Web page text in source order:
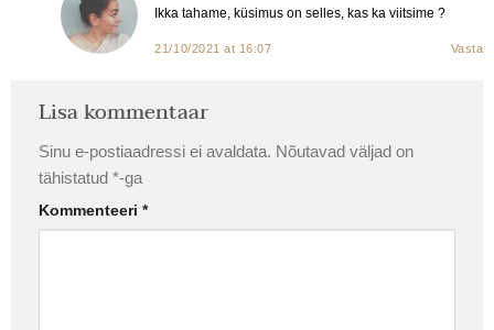
Ikka tahame, küsimus on selles, kas ka viitsime ?
21/10/2021 at 16:07 Vasta
Lisa kommentaar
Sinu e-postiaadressi ei avaldata. Nõutavad väljad on
tähistatud *-ga
Kommenteeri *